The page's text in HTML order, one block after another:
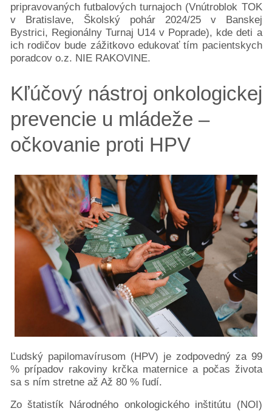
pripravovaných futbalových turnajoch (Vnútroblok TOK
v Bratislave, Školský pohár 2024/25 v Banskej
Bystrici, Regionálny Turnaj U14 v Poprade), kde deti a
ich rodičov bude zážitkovo edukovať tím pacientskych
poradcov o.z. NIE RAKOVINE.
Kľúčový nástroj onkologickej
prevencie u mládeže –
očkovanie proti HPV
Ľudský papilomavírusom (HPV) je zodpovedný za 99
% prípadov rakoviny krčka maternice a počas života
sa s ním stretne až Až 80 % ľudí.
Zo štatistík Národného onkologického inštitútu (NOI)